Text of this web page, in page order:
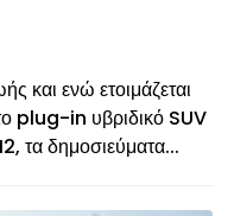
και ενώ ετοιμάζεται
plug-in υβριδικό SUV
τα δημοσιεύματα...